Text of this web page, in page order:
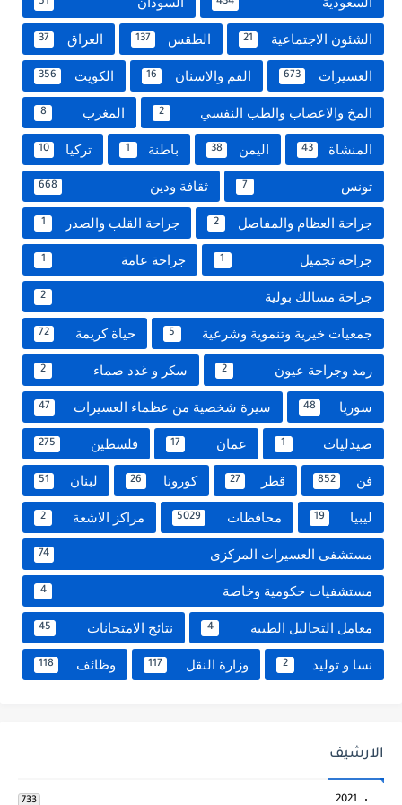
الشئون الاجتماعية 21 الطقس 137 العراق 37
العسيرات 673 الفم والاسنان 16 الكويت 356
المخ والاعصاب والطب النفسي 2 المغرب 8
المنشاة 43 اليمن 38 باطنة 1 تركيا 10
تونس 7 ثقافة ودين 668
جراحة العظام والمفاصل 2 جراحة القلب والصدر 1
جراحة تجميل 1 جراحة عامة 1
جراحة مسالك بولية 2
جمعيات خيرية وتنموية وشرعية 5 حياة كريمة 72
رمد وجراحة عيون 2 سكر و غدد صماء 2
سوريا 48 سيرة شخصية من عظماء العسيرات 47
صيدليات 1 عمان 17 فلسطين 275
فن 852 قطر 27 كورونا 26 لبنان 51
ليبيا 19 محافظات 5029 مراكز الاشعة 2
مستشفى العسيرات المركزى 74
مستشفيات حكومية وخاصة 4
معامل التحاليل الطبية 4 نتائج الامتحانات 45
نسا و توليد 2 وزارة النقل 117 وظائف 118
الارشيف
2021
733